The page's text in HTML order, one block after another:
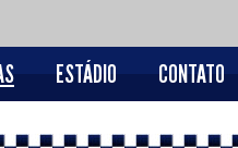
ESTÁDIO CONTATO